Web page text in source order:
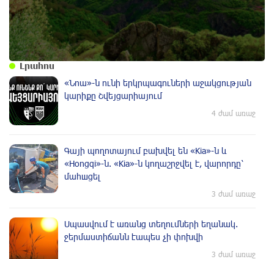
Լրահոս
«Նոա»-ն ունի երկրպագուների աջակցության
կարիքը Շվեյցարիայում
4 ժամ առաջ
Գայի պողոտայում բախվել են «Kia»-ն և
«Hongqi»-ն. «Kia»-ն կողաշրջվել է, վարորդը՝
մահшցել
3 ժամ առաջ
Սպասվում է առանց տեղումների եղանակ.
ջերմաստիճանն էապես չի փոխվի
3 ժամ առաջ